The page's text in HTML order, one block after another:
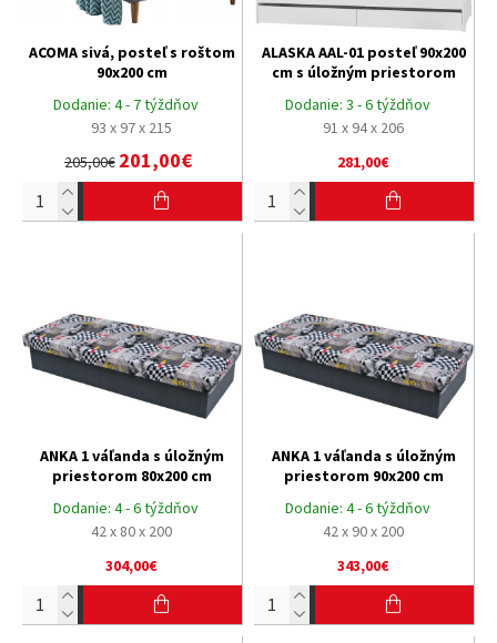
Dodanie: 4 - 7 týždňov
93 x 97 x 215
ACOMA sivá, posteľ s roštom
90x200 cm
205,00€ 201,00€
Dodanie: 3 - 6 týždňov
91 x 94 x 206
ALASKA AAL-01 posteľ 90x200
cm s úložným priestorom
281,00€
Dodanie: 4 - 6 týždňov
42 x 80 x 200
ANKA 1 váľanda s úložným
priestorom 80x200 cm
304,00€
Dodanie: 4 - 6 týždňov
42 x 90 x 200
ANKA 1 váľanda s úložným
priestorom 90x200 cm
343,00€